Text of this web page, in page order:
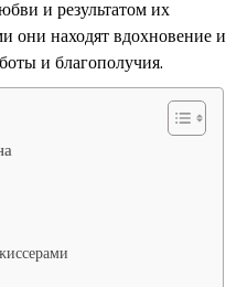
и результатом их
они находят вдохновение и
и благополучия.